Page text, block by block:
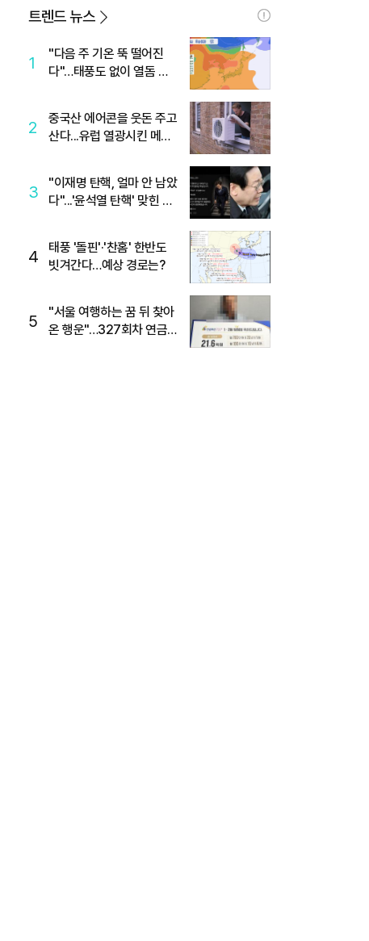
트렌드 뉴스
1
"다음 주 기온 뚝 떨어진
다"…태풍도 없이 열돔 박
2
중국산 에어콘을 웃돈 주고
산다...유럽 열광시킨 메이
3
"이재명 탄핵, 얼마 안 남았
다"...'윤석열 탄핵' 맞힌 무
4
태풍 '돌핀'·'찬홈' 한반도
빗겨간다…예상 경로는?
5
"서울 여행하는 꿈 뒤 찾아
온 행운"…327회차 연금